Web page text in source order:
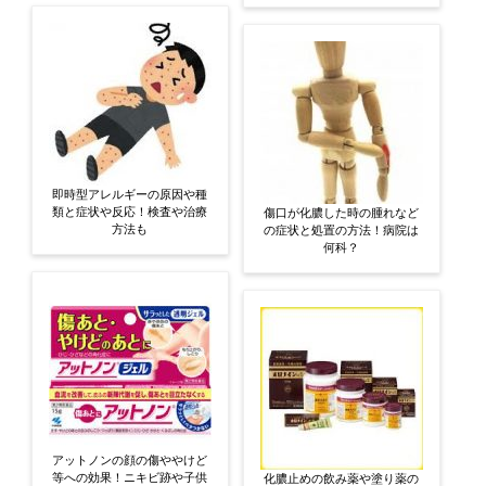
即時型アレルギーの原因や種
類と症状や反応！検査や治療
方法も
アットノンの顔の傷ややけど
等への効果！ニキビ跡や子供
傷口が化膿した時の腫れなど
の症状と処置の方法！病院は
何科？
化膿止めの飲み薬や塗り薬の